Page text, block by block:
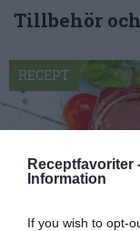
Receptfavoriter
Information
If you wish to opt-
Tillbehör
RECEPT